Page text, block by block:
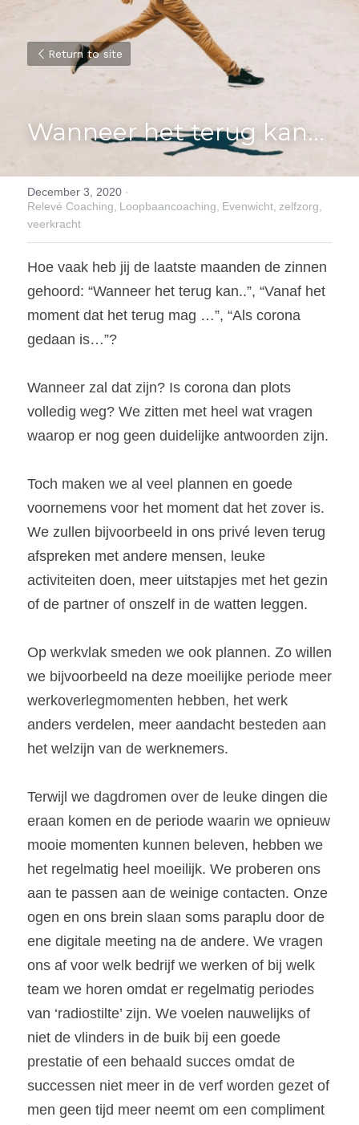
Return to site
Wanneer het terug kan…
December 3, 2020 ·
Relevé Coaching, Loopbaancoaching, Evenwicht, zelfzorg,
veerkracht
Hoe vaak heb jij de laatste maanden de zinnen
gehoord: “Wanneer het terug kan..”, “Vanaf het
moment dat het terug mag …”, “Als corona
gedaan is…”?
Wanneer zal dat zijn? Is corona dan plots
volledig weg? We zitten met heel wat vragen
waarop er nog geen duidelijke antwoorden zijn.
Toch maken we al veel plannen en goede
voornemens voor het moment dat het zover is.
We zullen bijvoorbeeld in ons privé leven terug
afspreken met andere mensen, leuke
activiteiten doen, meer uitstapjes met het gezin
of de partner of onszelf in de watten leggen.
Op werkvlak smeden we ook plannen. Zo willen
we bijvoorbeeld na deze moeilijke periode meer
werkoverlegmomenten hebben, het werk
anders verdelen, meer aandacht besteden aan
het welzijn van de werknemers.
Terwijl we dagdromen over de leuke dingen die
eraan komen en de periode waarin we opnieuw
mooie momenten kunnen beleven, hebben we
het regelmatig heel moeilijk. We proberen ons
aan te passen aan de weinige contacten. Onze
ogen en ons brein slaan soms paraplu door de
ene digitale meeting na de andere. We vragen
ons af voor welk bedrijf we werken of bij welk
team we horen omdat er regelmatig periodes
van ‘radiostilte’ zijn. We voelen nauwelijks of
niet de vlinders in de buik bij een goede
prestatie of een behaald succes omdat de
successen niet meer in de verf worden gezet of
men geen tijd meer neemt om een compliment